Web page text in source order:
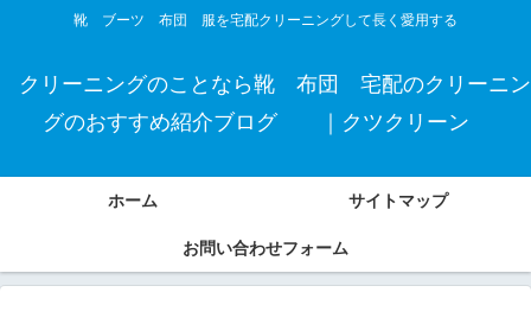
靴 ブーツ 布団 服を宅配クリーニングして長く愛用する
クリーニングのことなら靴 布団 宅配のクリーニン
グのおすすめ紹介ブログ ｜クツクリーン
ホーム サイトマップ
お問い合わせフォーム